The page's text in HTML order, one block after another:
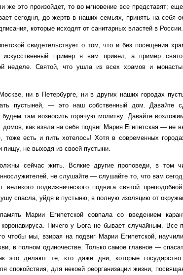
же это произойдет, то во мгновение все представят;
сегодня, до жертв в наших семьях, принять на себя
которые исходят от санитарных властей в России.
свидетельствует о том, что и без посещения
искусственный пример я вам привел, а пример
неделе. Святой, что ушла из всех храмов и
ни в Петербурге, ни в других наших городах
пустыней, — это наш собственный дом. Давайте
будем там возносить горячую молитву. Давайте
как взяла на себя подвиг Мария Египетская — не
тоже есть и пить хотелось! Хотя в современных
пищу, не выходя из своей пустыни.
сейчас жить. Всякие другие проповеди, в том
не слушайте — слушайте то, что вам
подвижнического подвига святой
спасла, уйдя в пустыню, в полную изоляцию от
Марии Египетской совпала со введением
коронавируса. Ничего у Бога не бывает случайным. Все
чтобы мы, взирая на подвиг Марии Египетской,
в полном одиночестве. Только самое главное —
это делают те, кто даже дни, которые
спокойствия, для некоей реорганизации жизни,